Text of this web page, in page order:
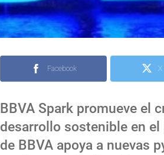
Facebook X
BBVA Spark promueve el
desarrollo sostenible en
de BBVA apoya a nuevas